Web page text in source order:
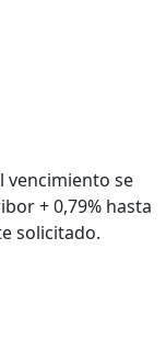
vencimiento se
+ 0,79% hasta
solicitado.